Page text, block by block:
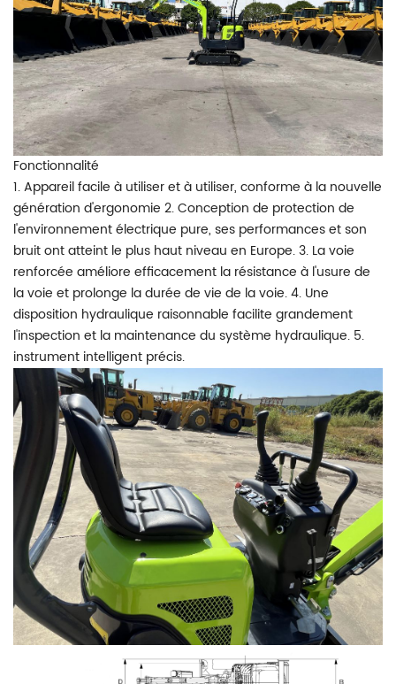
Fonctionnalité
1. Appareil facile à utiliser et à utiliser, conforme à la nouvelle
génération d'ergonomie 2. Conception de protection de
l'environnement électrique pure, ses performances et son
bruit ont atteint le plus haut niveau en Europe. 3. La voie
renforcée améliore efficacement la résistance à l'usure de
la voie et prolonge la durée de vie de la voie. 4. Une
disposition hydraulique raisonnable facilite grandement
l'inspection et la maintenance du système hydraulique. 5.
instrument intelligent précis.